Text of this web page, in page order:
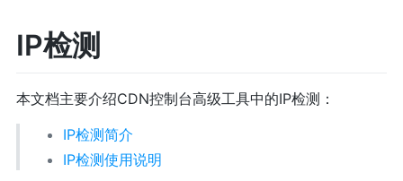
IP检测
本文档主要介绍CDN控制台高级工具中的IP检测：
IP检测简介
IP检测使用说明